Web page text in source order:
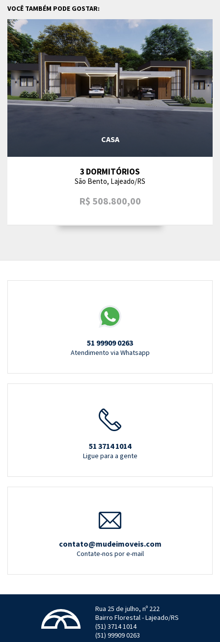
VOCÊ TAMBÉM PODE GOSTAR:
CASA
3 DORMITÓRIOS
São Bento, Lajeado/RS
R$ 508.800,00
51 99909 0263
Atendimento via Whatsapp
51 3714 1014
Ligue para a gente
contato@mudeimoveis.com
Contate-nos por e-mail
Rua 25 de julho, nº 222
Bairro Florestal - Lajeado/RS
(51) 3714 1014
(51) 99909 0263